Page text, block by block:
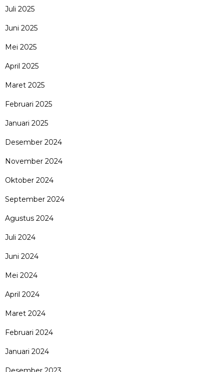
Juli 2025
Juni 2025
Mei 2025
April 2025
Maret 2025
Februari 2025
Januari 2025
Desember 2024
November 2024
Oktober 2024
September 2024
Agustus 2024
Juli 2024
Juni 2024
Mei 2024
April 2024
Maret 2024
Februari 2024
Januari 2024